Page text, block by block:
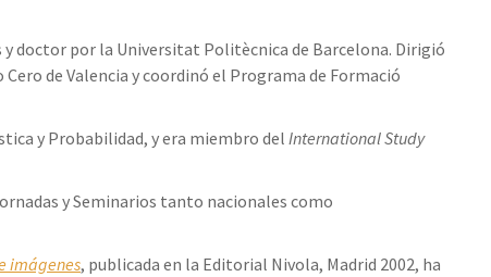
doctor por la Universitat Politècnica de Barcelona. Dirigió
de Valencia y coordinó el Programa de Formació
y Probabilidad, y era miembro del International Study
y Seminarios tanto nacionales como
imágenes, publicada en la Editorial Nivola, Madrid 2002, ha